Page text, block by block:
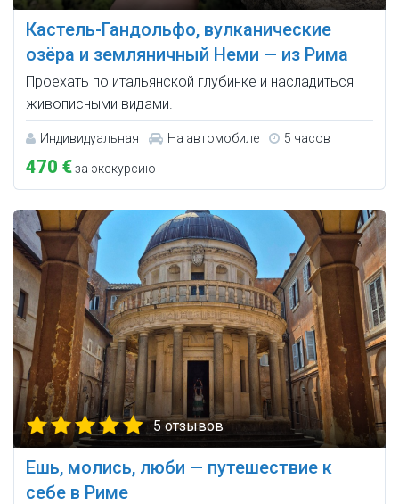
Кастель-Гандольфо, вулканические
озёра и земляничный Неми — из Рима
Проехать по итальянской глубинке и насладиться
живописными видами.
Индивидуальная На автомобиле 5 часов
470 €за экскурсию
5 отзывов
Ешь, молись, люби — путешествие к
себе в Риме